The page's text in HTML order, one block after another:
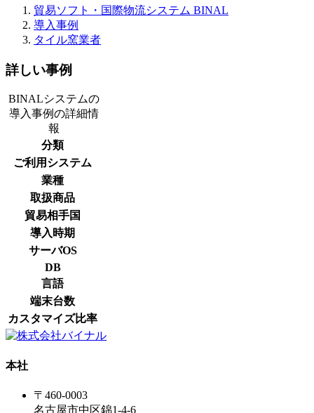
貿易ソフト・国際物流システム BINAL
導入事例
タイル窯業者
詳しい事例
BINALシステムの
導入事例の詳細情
報
分類
ご利用システム
業種
取扱商品
貿易相手国
導入時期
サーバOS
DB
言語
端末台数
カスタマイズ比率
本社
〒460-0003
名古屋市中区錦1-4-6